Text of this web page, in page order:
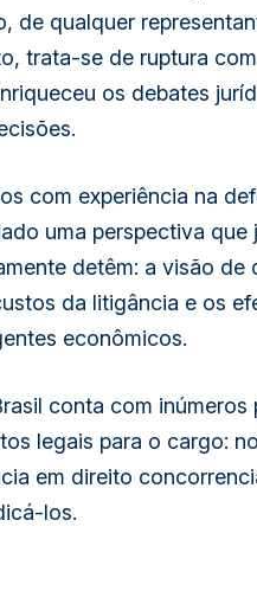
de qualquer
trata-se de ruptura
os debates
com experiência na
uma perspectiva que
detêm: a visão de
da litigância e os
econômicos.
conta com inúmeros
legais para o cargo:
em direito
los.